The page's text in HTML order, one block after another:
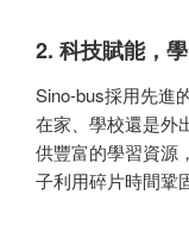
2. 科技賦能，
Sino-bus採用先進
在家、學校還是外
供豐富的學習資源
子利用碎片時間鞏